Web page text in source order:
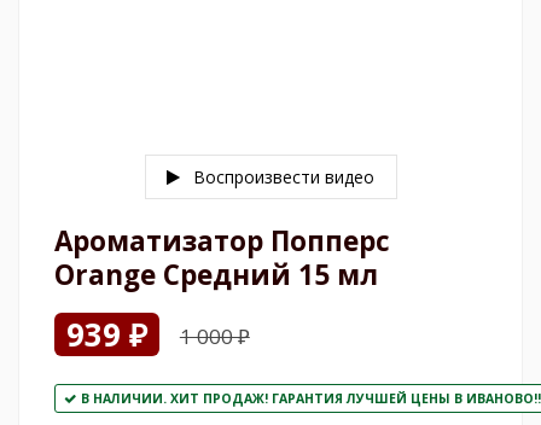
Воспроизвести видео
Ароматизатор Попперс
Orange Средний 15 мл
939 ₽ 1 000 ₽
В НАЛИЧИИ. ХИТ ПРОДАЖ! ГАРАНТИЯ ЛУЧШЕЙ ЦЕНЫ В